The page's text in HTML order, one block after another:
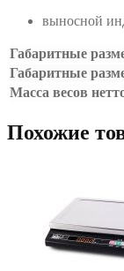
выносной
Габаритные
Габаритные
Масса весов
Похожие